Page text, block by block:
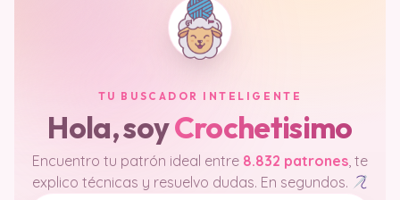
TU BUSCADOR INTELIGENTE
Hola, soyCrochetisimo
Encuentro tu patrón ideal entre 8.832 patrones, te
explico técnicas y resuelvo dudas. En segundos.